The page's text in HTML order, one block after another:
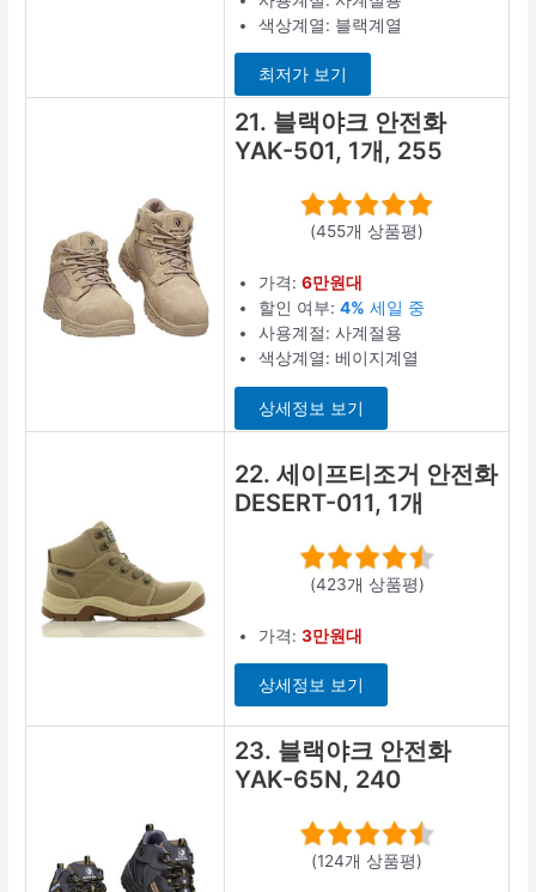
색상계열: 블랙계열
최저가 보기
21. 블랙야크 안전화
YAK-501, 1개, 255
(455개 상품평)
가격:6만원대
할인 여부:4% 세일 중
사용계절: 사계절용
색상계열: 베이지계열
상세정보 보기
22. 세이프티조거 안전화
DESERT-011, 1개
(423개 상품평)
가격:3만원대
상세정보 보기
23. 블랙야크 안전화
YAK-65N, 240
(124개 상품평)